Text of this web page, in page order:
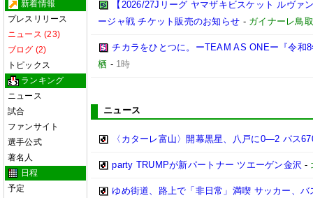
新着情報
プレスリリース
ニュース (23)
ブログ (2)
トピックス
ランキング
ニュース
試合
ファンサイト
選手公式
著名人
日程
予定
【2026/27Jリーグ ヤマザキビスケット ルヴ
ージャ戦 チケット販売のお知らせ - ガイナーレ鳥取
チカラをひとつに。ーTEAM AS ONEー『令和
栖 - 1時
ニュース
〈カターレ富山〉開幕黒星、八戸に0―2 パス
party TRUMPが新パートナー ツエーゲン金沢 -
ゆめ街道、路上で「非日常」満喫 サッカー、